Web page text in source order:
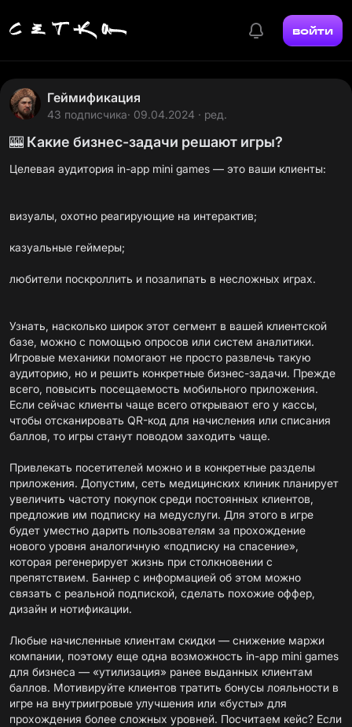
войти
Геймификация
43 подписчика· 09.04.2024 · ред.
🎰 Какие бизнес-задачи решают игры?
Целевая аудитория in-app mini games — это ваши клиенты:
визуалы, охотно реагирующие на интерактив;
казуальные геймеры;
любители поскроллить и позалипать в несложных играх.
Узнать, насколько широк этот сегмент в вашей клиентской
базе, можно с помощью опросов или систем аналитики.
Игровые механики помогают не просто развлечь такую
аудиторию, но и решить конкретные бизнес-задачи. Прежде
всего, повысить посещаемость мобильного приложения.
Если сейчас клиенты чаще всего открывают его у кассы,
чтобы отсканировать QR-код для начисления или списания
баллов, то игры станут поводом заходить чаще.
Привлекать посетителей можно и в конкретные разделы
приложения. Допустим, сеть медицинских клиник планирует
увеличить частоту покупок среди постоянных клиентов,
предложив им подписку на медуслуги. Для этого в игре
будет уместно дарить пользователям за прохождение
нового уровня аналогичную «подписку на спасение»,
которая регенерирует жизнь при столкновении с
препятствием. Баннер с информацией об этом можно
связать с реальной подпиской, сделать похожие оффер,
дизайн и нотификации.
Любые начисленные клиентам скидки — снижение маржи
компании, поэтому еще одна возможность in-app mini games
для бизнеса — «утилизация» ранее выданных клиентам
баллов. Мотивируйте клиентов тратить бонусы лояльности в
игре на внутриигровые улучшения или «бусты» для
прохождения более сложных уровней. Посчитаем кейс? Если